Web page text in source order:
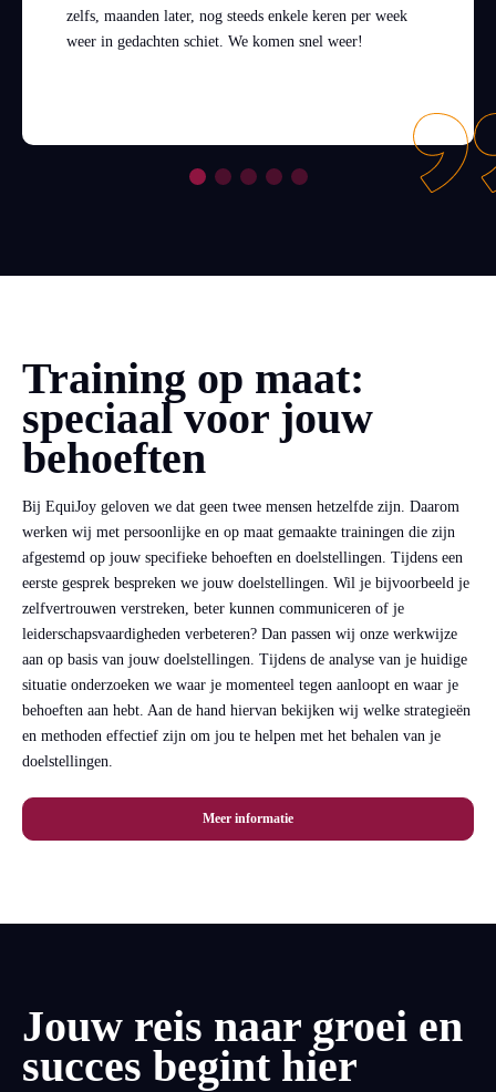
zelfs, maanden later, nog steeds enkele keren per week
weer in gedachten schiet. We komen snel weer!
Training op maat:
speciaal voor jouw
behoeften
Bij EquiJoy geloven we dat geen twee mensen hetzelfde zijn. Daarom
werken wij met persoonlijke en op maat gemaakte trainingen die zijn
afgestemd op jouw specifieke behoeften en doelstellingen. Tijdens een
eerste gesprek bespreken we jouw doelstellingen. Wil je bijvoorbeeld je
zelfvertrouwen verstreken, beter kunnen communiceren of je
leiderschapsvaardigheden verbeteren? Dan passen wij onze werkwijze
aan op basis van jouw doelstellingen. Tijdens de analyse van je huidige
situatie onderzoeken we waar je momenteel tegen aanloopt en waar je
behoeften aan hebt. Aan de hand hiervan bekijken wij welke strategieën
en methoden effectief zijn om jou te helpen met het behalen van je
doelstellingen.
Meer informatie
Jouw reis naar groei en
succes begint hier